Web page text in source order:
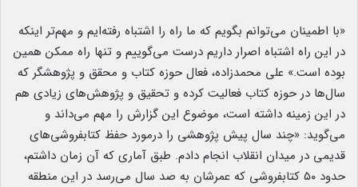
«با اطمینان می‌توانم بگویم که ما راه را اشتباه رفته‌ایم و مهم‌تر اینکه
در این راه اشتباه اصرار داریم درست می‌گوییم و تنها راه ممکن همین
بوده است.» علی محمدزاده، فعال حوزه کتاب و محقق و پژوهشگر که
سال‌ها در حوزه کتاب فعالیت کرده و تحقیق و پژوهش‌های زیادی هم
در این زمینه داشته است، موضوع این گزارش را مهم می‌داند و
می‌گوید: «چند سال پیش پژوهشی را درمورد حفظ کتابفروشی‌های
قدیمی در میدان انقلاب انجام دادم. طبق آماری که آن زمان داشتم،
حدود ۵۰ کتابفروشی که عمرشان به صد سال می‌رسد در این منطقه